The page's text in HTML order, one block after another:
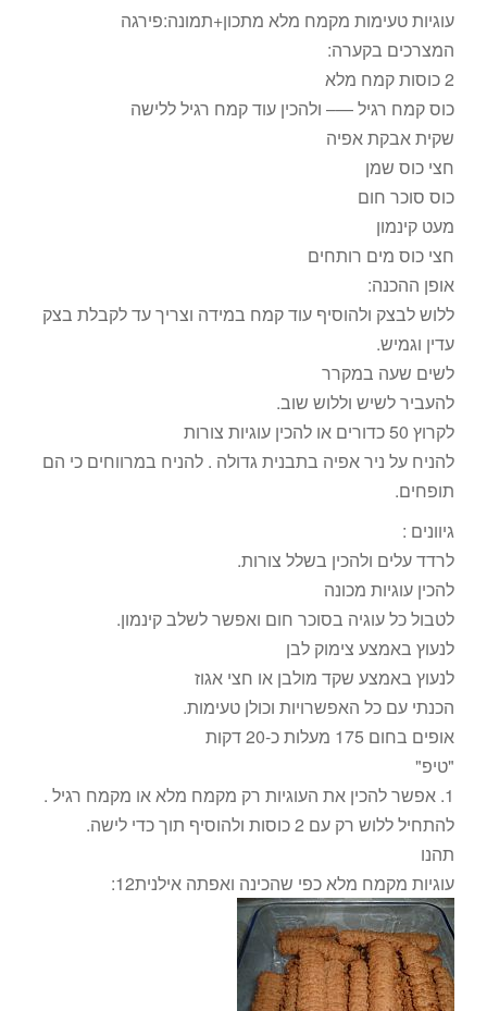
עוגיות טעימות מקמח מלא מתכון+תמונה:פירגה
המצרכים בקערה:
2 כוסות קמח מלא
כוס קמח רגיל —– ולהכין עוד קמח רגיל ללישה
שקית אבקת אפיה
חצי כוס שמן
כוס סוכר חום
מעט קינמון
חצי כוס מים רותחים
אופן ההכנה:
ללוש לבצק ולהוסיף עוד קמח במידה וצריך עד לקבלת בצק
עדין וגמיש.
לשים שעה במקרר
להעביר לשיש וללוש שוב.
לקרוץ 50 כדורים או להכין עוגיות צורות
להניח על ניר אפיה בתבנית גדולה . להניח במרווחים כי הם
תופחים.
גיוונים :
לרדד עלים ולהכין בשלל צורות.
להכין עוגיות מכונה
לטבול כל עוגיה בסוכר חום ואפשר לשלב קינמון.
לנעוץ באמצע צימוק לבן
לנעוץ באמצע שקד מולבן או חצי אגוז
הכנתי עם כל האפשרויות וכולן טעימות.
אופים בחום 175 מעלות כ-20 דקות
"טיפ"
1. אפשר להכין את העוגיות רק מקמח מלא או מקמח רגיל .
להתחיל ללוש רק עם 2 כוסות ולהוסיף תוך כדי לישה.
תהנו
עוגיות מקמח מלא כפי שהכינה ואפתה אילנית12: